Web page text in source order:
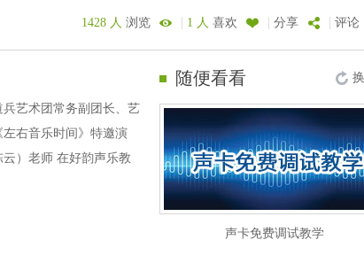
1428 人 浏览 | 1 人 喜欢 | 分享 | 评论
艺术团常务副团长、艺
右音乐时间》特邀演
）老师 在好韵声乐教
随便看看
声卡免费调试教学